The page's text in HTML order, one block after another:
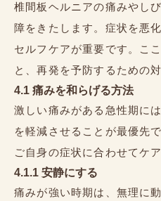
椎間板ヘルニアの痛みやし
障をきたします。症状を悪
セルフケアが重要です。こ
と、再発を予防するための
4.1 痛みを和らげる方法
激しい痛みがある急性期に
を軽減させることが最優先
ご自身の症状に合わせてケ
4.1.1 安静にする
痛みが強い時期は、無理に